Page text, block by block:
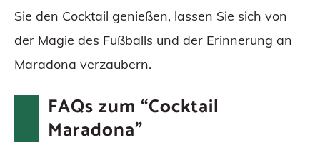
Sie den Cocktail genießen, lassen Sie sich von
der Magie des Fußballs und der Erinnerung an
Maradona verzaubern.
FAQs zum “Cocktail
Maradona”